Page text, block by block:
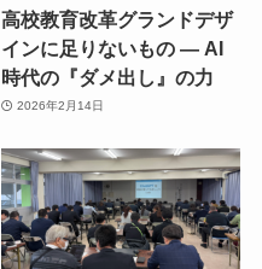
高校教育改革グランドデザ
インに足りないもの ― AI
時代の『ダメ出し』の力
2026年2月14日